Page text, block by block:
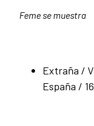
Feme se muestra
Extraña /
España /